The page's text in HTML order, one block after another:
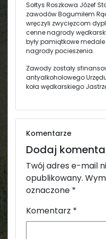
Sołtys Roszkowa Józef
zawodów Bogumiłem
wręczyli zwycięzcom
cenne nagrody
były pamiątkowe
nagrody pocieszenia.
Zawody zostały
antyalkoholowego
koła wędkarskiego
Komentarze
Dodaj
Twój adres e-mail
opublikowany.
oznaczone *
Komentarz *